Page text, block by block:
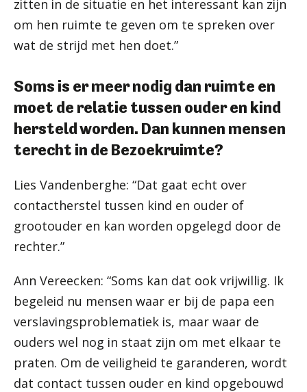
zitten in de situatie en het interessant kan zijn
om hen ruimte te geven om te spreken over
wat de strijd met hen doet.”
Soms is er meer nodig dan ruimte en
moet de relatie tussen ouder en kind
hersteld worden. Dan kunnen mensen
terecht in de Bezoekruimte?
Lies Vandenberghe: “Dat gaat echt over
contactherstel tussen kind en ouder of
grootouder en kan worden opgelegd door de
rechter.”
Ann Vereecken: “Soms kan dat ook vrijwillig. Ik
begeleid nu mensen waar er bij de papa een
verslavingsproblematiek is, maar waar de
ouders wel nog in staat zijn om met elkaar te
praten. Om de veiligheid te garanderen, wordt
dat contact tussen ouder en kind opgebouwd